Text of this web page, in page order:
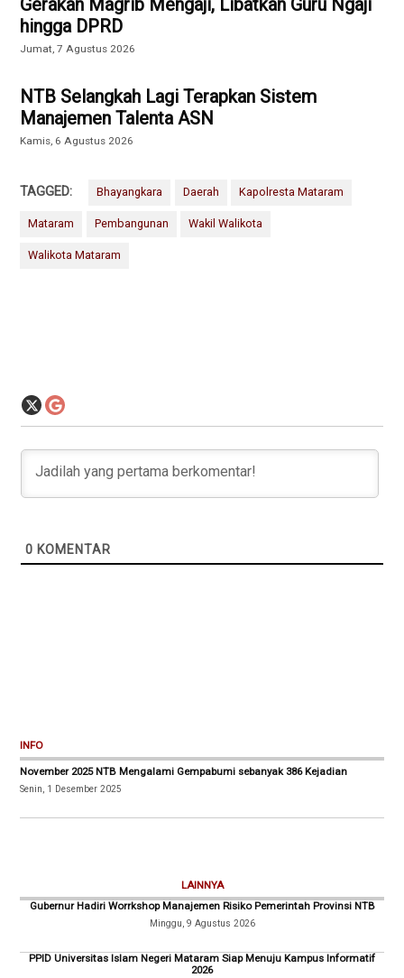
hingga DPRD
Jumat, 7 Agustus 2026
NTB Selangkah Lagi Terapkan Sistem
Manajemen Talenta ASN
Kamis, 6 Agustus 2026
TAGGED: Bhayangkara Daerah Kapolresta Mataram
Mataram Pembangunan Wakil Walikota
Walikota Mataram
0 KOMENTAR
INFO
November 2025 NTB Mengalami Gempabumi sebanyak 386 Kejadian
Senin, 1 Desember 2025
LAINNYA
Gubernur Hadiri Worrkshop Manajemen Risiko Pemerintah Provinsi NTB
Minggu, 9 Agustus 2026
PPID Universitas Islam Negeri Mataram Siap Menuju Kampus Informatif
2026